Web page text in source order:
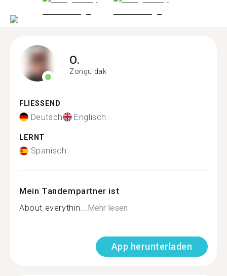
O.
Zonguldak
FLIESSEND
Deutsch Englisch
LERNT
Spanisch
Mein Tandempartner ist
About everythin...Mehr lesen
App herunterladen